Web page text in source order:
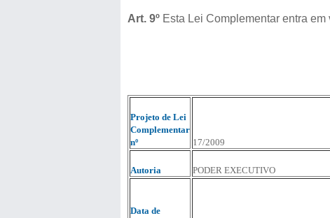
Art. 9º Esta Lei Complementar entra
Projeto de Lei
Complementar
nº
17/2009
Autoria PODER EXECUTIVO
Data de